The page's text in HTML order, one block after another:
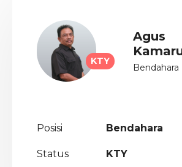
KTY
Agus
Bendahara
Posisi Bendahara
Status KTY